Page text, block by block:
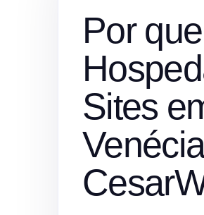
Por
Sites